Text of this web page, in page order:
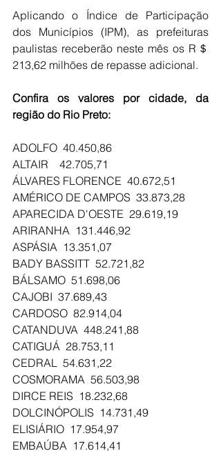
Aplicando o Índice de Participação
dos Municípios (IPM), as prefeituras
paulistas receberão neste mês os R＄
213,62 milhões de repasse adicional.
Confira os valores por cidade, da
região do Rio Preto:
ADOLFO  40.450,86
ALTAIR    42.705,71
ÁLVARES FLORENCE  40.672,51
AMÉRICO DE CAMPOS  33.873,28
APARECIDA D'OESTE  29.619,19
ARIRANHA  131.446,92
ASPÁSIA  13.351,07
BADY BASSITT  52.721,82
BÁLSAMO  51.698,06
CAJOBI  37.689,43
CARDOSO  82.914,04
CATANDUVA  448.241,88
CATIGUÁ  28.753,11
CEDRAL  54.631,22
COSMORAMA  56.503,98
DIRCE REIS  18.232,68
DOLCINÓPOLIS  14.731,49
ELISIÁRIO  17.954,97
EMBAÚBA  17.614,41